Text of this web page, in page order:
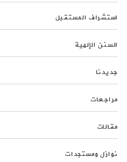
استشراف المستقبل
السنن الإلهية
جديدنا
مراجعات
مقالات
نوازل ومستجدات